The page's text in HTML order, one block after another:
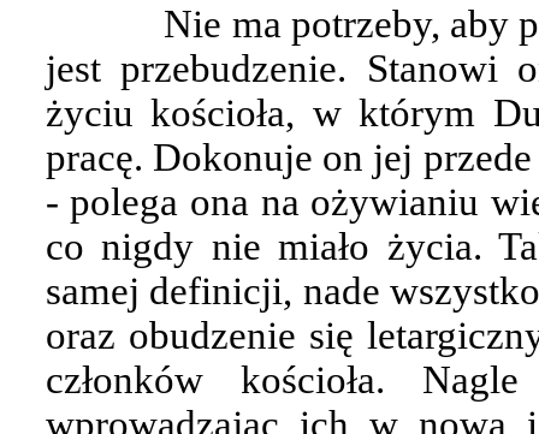
Nie ma potrzeby, aby
jest przebudzenie. Stanowi
życiu kościoła, w którym
pracę. Dokonuje on jej
- polega ona na ożywianiu
co nigdy nie miało życia.
samej definicji, nade
oraz obudzenie się
członków kościoła.
wprowadzając ich w nową